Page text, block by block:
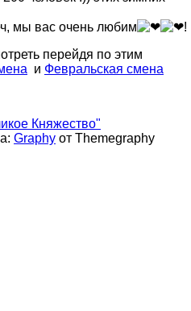
мы вас очень любим
!
перейдя по этим
и Февральская смена
Княжество"
Graphy от Themegraphy